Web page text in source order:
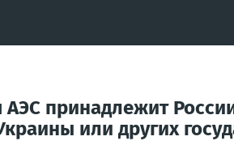
принадлежит
или других